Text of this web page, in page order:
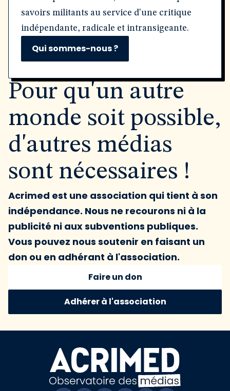
savoirs militants au service d'une critique
indépendante, radicale et intransigeante.
Qui sommes-nous ?
Pour qu'un autre
monde soit possible,
d'autres médias
sont nécessaires !
Acrimed est une association qui tient à son
indépendance. Nous ne recourons ni à la
publicité ni aux subventions publiques.
Vous pouvez nous soutenir en faisant un
don ou en adhérant à l'association.
Faire un don
Adhérer à l'association